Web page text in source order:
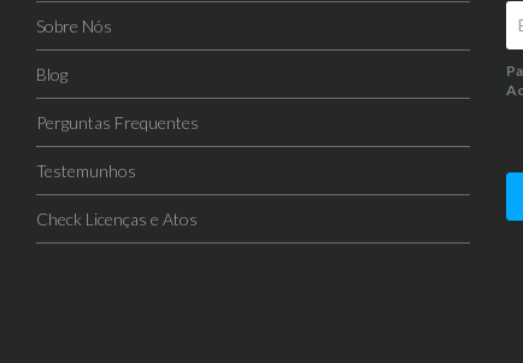
Sobre Nós
Blog
Perguntas Frequentes
Testemunhos
Check Licenças e Atos